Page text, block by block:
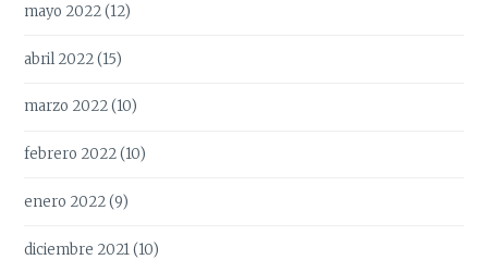
mayo 2022(12)
abril 2022(15)
marzo 2022(10)
febrero 2022(10)
enero 2022(9)
diciembre 2021(10)